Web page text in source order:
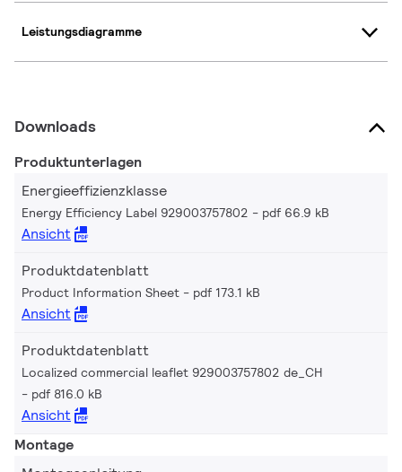
Leistungsdiagramme
Downloads
Produktunterlagen
Energieeffizienzklasse
Energy Efficiency Label 929003757802 pdf 66.9 kB
Ansicht
Produktdatenblatt
Product Information Sheet pdf 173.1 kB
Ansicht
Produktdatenblatt
Localized commercial leaflet 929003757802 de_CH
pdf 816.0 kB
Ansicht
Montage